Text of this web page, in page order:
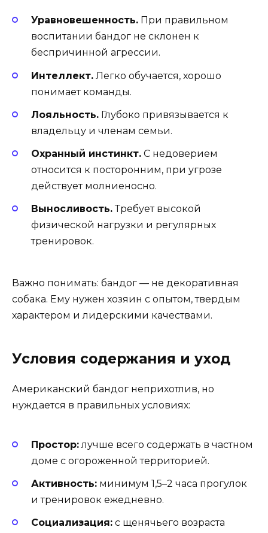
Уравновешенность. При правильном
воспитании бандог не склонен к
беспричинной агрессии.
Интеллект. Легко обучается, хорошо
понимает команды.
Лояльность. Глубоко привязывается к
владельцу и членам семьи.
Охранный инстинкт. С недоверием
относится к посторонним, при угрозе
действует молниеносно.
Выносливость.Требует высокой
физической нагрузки и регулярных
тренировок.
Важно понимать: бандог — не декоративная
собака. Ему нужен хозяин с опытом, твердым
характером и лидерскими качествами.
Условия содержания и уход
Американский бандог неприхотлив, но
нуждается в правильных условиях:
Простор: лучше всего содержать в частном
доме с огороженной территорией.
Активность: минимум 1,5–2 часа прогулок
и тренировок ежедневно.
Социализация: с щенячьего возраста